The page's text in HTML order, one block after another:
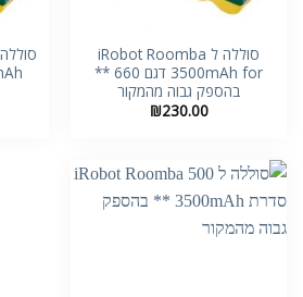
סוללה ל iRobot Roomba
3500mAh for דגם 660 **
בהספק גבוה מהמקור
₪230.00